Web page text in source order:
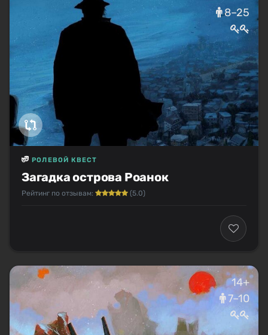
8–25
Загадка острова Роанок
РОЛЕВОЙ КВЕСТ
Рейтинг по отзывам: (5.0)
14+
7–10